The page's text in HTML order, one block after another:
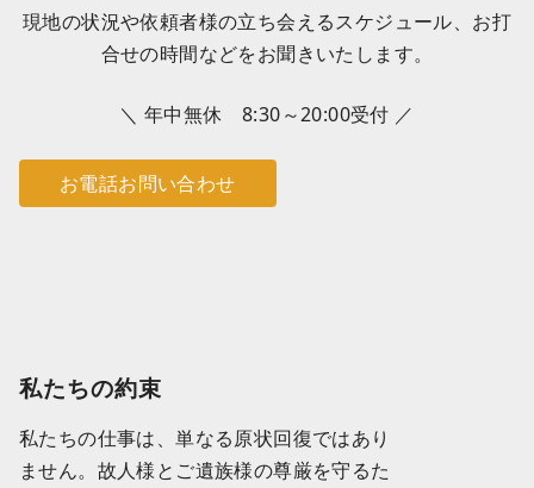
現地の状況や依頼者様の立ち会えるスケジュール、お打
合せの時間などをお聞きいたします。
＼ 年中無休 8:30～20:00受付 ／
お電話お問い合わせ
私たちの約束
私たちの仕事は、単なる原状回復ではあり
ません。故人様とご遺族様の尊厳を守るた